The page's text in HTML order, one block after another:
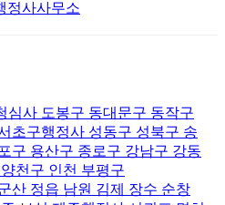
심사 도봉구 동대문구 동작구
초구행정사 성동구 성북구 송
구 용산구 종로구 강남구 강동
천구 인천 부평구
산 정읍 남원 김제 장수 순창